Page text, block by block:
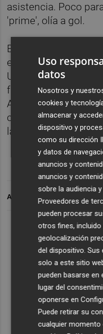
asistencia. Poco
'prime', olía a gol.
Esta lesión, del todo
extremo
Unidos y, quien
futbolísticamente a
Ansu está en la
club, este verano
la confianza del
ARCHIVADO EN
Uso
datos
Nosotros y
cookies y
almacenar y
dispositivo y
como su dirección
y datos de
anuncios y
anuncios y
sobre la audiencia
Proveedores de
pueden procesar
otros fines,
geolocalización
del dispositivo. Sus
solo a este sitio
pueden basarse en
lugar del
oponerse en
Puede retirar su
cualquier